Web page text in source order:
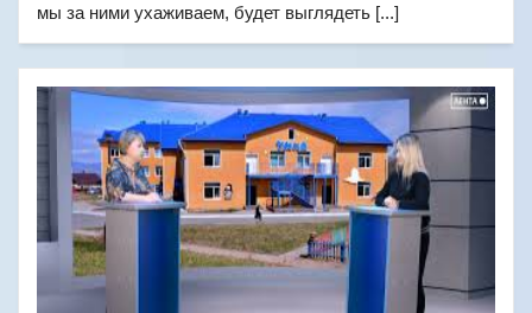
мы за ними ухаживаем, будет выглядеть [...]